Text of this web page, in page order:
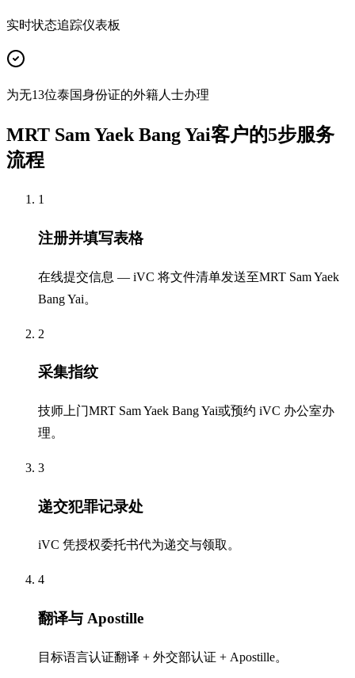
实时状态追踪仪表板
为无13位泰国身份证的外籍人士办理
MRT Sam Yaek Bang Yai客户的5步服务
流程
1
注册并填写表格
在线提交信息 — iVC 将文件清单发送至MRT Sam Yaek
Bang Yai。
2
采集指纹
技师上门MRT Sam Yaek Bang Yai或预约 iVC 办公室办
理。
3
递交犯罪记录处
iVC 凭授权委托书代为递交与领取。
4
翻译与 Apostille
目标语言认证翻译 + 外交部认证 + Apostille。